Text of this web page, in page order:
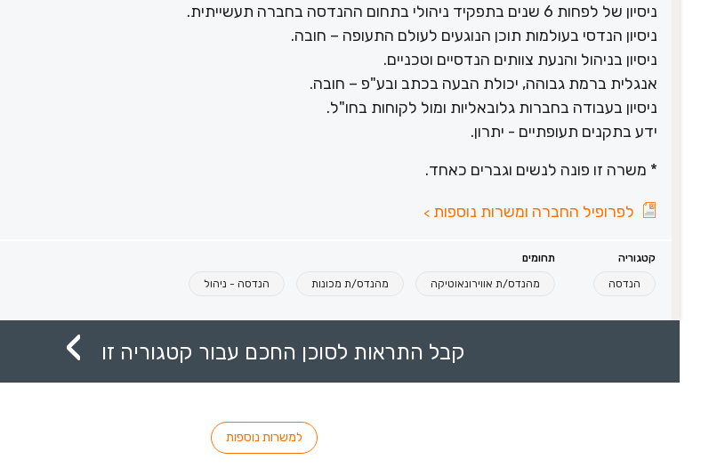
ניסיון של לפחות 6 שנים בתפקיד ניהולי בתחום ההנדסה בחברה תעשייתית.
ניסיון הנדסי בעולמות תוכן הנוגעים לעולם התעופה – חובה.
ניסיון בניהול והנעת צוותים הנדסיים וטכניים.
אנגלית ברמת גבוהה, יכולת הבעה בכתב ובע"פ – חובה.
ניסיון בעבודה בחברות גלובאליות ומול לקוחות בחו"ל.
ידע בתקנים תעופתיים - יתרון.
* משרה זו פונה לנשים וגברים כאחד.
לפרופיל החברה ומשרות נוספות >
קטגוריה תחומים
הנדסה מהנדס/ת אווירונאוטיקה מהנדס/ת מכונות הנדסה - ניהול
קבל התראות לסוכן החכם עבור קטגוריה זו
למשרות נוספות